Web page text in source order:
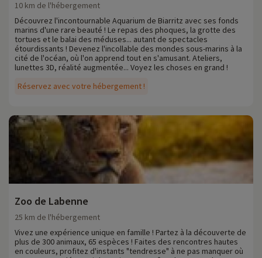
Réservez avec votre hébergement !
10 km de l'hébergement
Découvrez l'incontournable Aquarium de Biarritz avec ses fonds
marins d'une rare beauté ! Le repas des phoques, la grotte des
tortues et le balai des méduses... autant de spectacles
étourdissants ! Devenez l'incollable des mondes sous-marins à la
cité de l'océan, où l'on apprend tout en s'amusant. Ateliers,
lunettes 3D, réalité augmentée... Voyez les choses en grand !
Zoo de Labenne
25 km de l'hébergement
Vivez une expérience unique en famille ! Partez à la découverte de
plus de 300 animaux, 65 espèces ! Faites des rencontres hautes
en couleurs, profitez d'instants "tendresse" à ne pas manquer où